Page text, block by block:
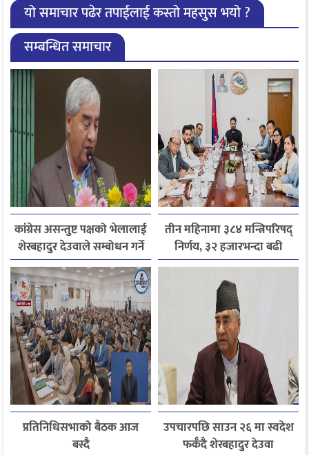
यो समाचार पढेर तपाईलाई कस्तो महसुस भयो ?
सम्बन्धित समाचार
कांग्रेस असन्तुष्ट पक्षको भेलालाई
शेरबहादुर देउवाले सम्बोधन गर्ने
तीन महिनामा ३८४ मन्त्रिपरिषद्
निर्णय, ३२ हजारभन्दा बढी
गुनासो फर्छ्योट
प्रतिनिधिसभाको बैठक आज
बस्दै
उपचारपछि साउन २६ मा स्वदेश
फर्कँदै शेरबहादुर देउवा